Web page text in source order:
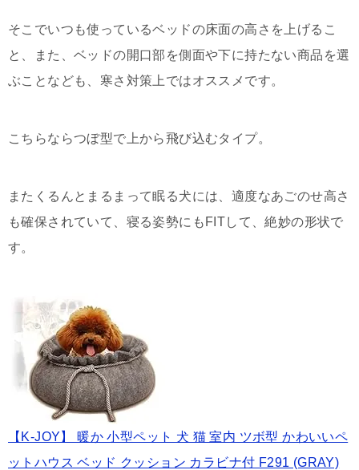
そこでいつも使っているベッドの床面の高さを上げるこ
と、また、ベッドの開口部を側面や下に持たない商品を選
ぶことなども、寒さ対策上ではオススメです。
こちらならつぼ型で上から飛び込むタイプ。
またくるんとまるまって眠る犬には、適度なあごのせ高さ
も確保されていて、寝る姿勢にもFITして、絶妙の形状で
す。
【K-JOY】 暖か 小型ペット 犬 猫 室内 ツボ型 かわいいペ
ットハウス ベッド クッション カラビナ付 F291 (GRAY)